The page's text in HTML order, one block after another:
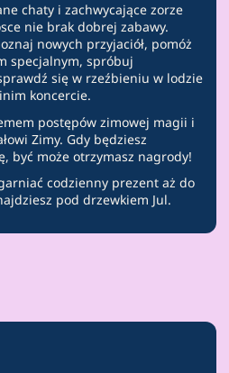
chaty i zachwycające zorze
nie brak dobrej zabawy.
nowych przyjaciół, pomóż
specjalnym, spróbuj
się w rzeźbieniu w lodzie
koncercie.
postępów zimowej magii i
Zimy. Gdy będziesz
być może otrzymasz nagrody!
codzienny prezent aż do
pod drzewkiem Jul.